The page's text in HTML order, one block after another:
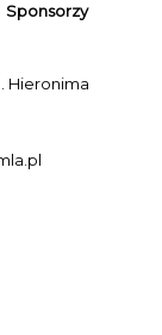
Sponsorzy
Hieronima